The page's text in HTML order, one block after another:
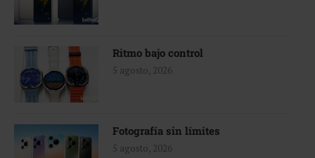
Ritmo bajo control
5 agosto, 2026
Fotografía sin límites
5 agosto, 2026